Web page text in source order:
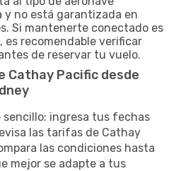
y no está garantizada en
Si mantenerte conectado es
es recomendable verificar
de reservar tu vuelo.
Cathay Pacific desde
sencillo: ingresa tus fechas
las tarifas de Cathay
las condiciones hasta
mejor se adapte a tus